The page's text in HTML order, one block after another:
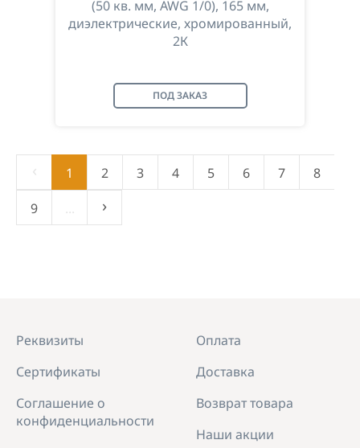
(50 кв. мм, AWG 1/0), 165 мм,
диэлектрические, хромированный,
2К
ПОД ЗАКАЗ
‹ 1 2 3 4 5 6 7
8
9
... ›
Реквизиты
Сертификаты
Соглашение о
конфиденциальности
Оплата
Доставка
Возврат товара
Наши акции